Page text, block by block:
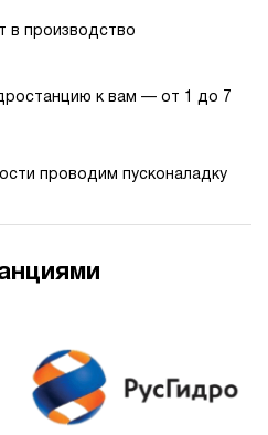
в производство
к вам — от 1 до 7
проводим пусконаладку